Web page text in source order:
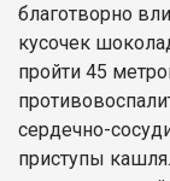
благотворно
кусочек
пройти 45
сердечно-
приступы